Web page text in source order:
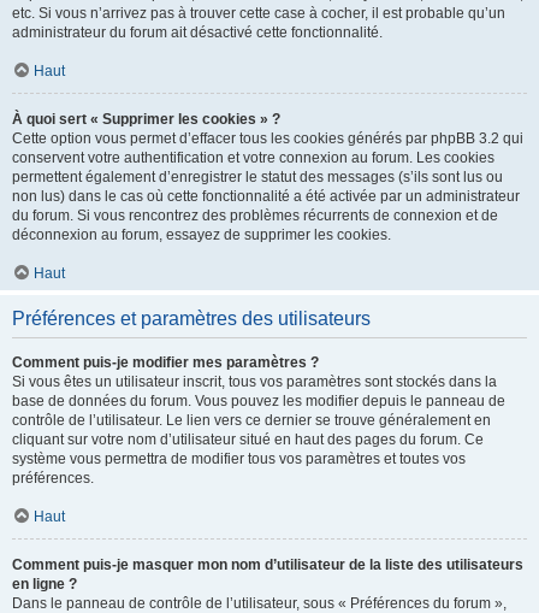
etc. Si vous n’arrivez pas à trouver cette case à cocher, il est probable qu’un
administrateur du forum ait désactivé cette fonctionnalité.
Haut
À quoi sert « Supprimer les cookies » ?
Cette option vous permet d’effacer tous les cookies générés par phpBB 3.2 qui
conservent votre authentification et votre connexion au forum. Les cookies
permettent également d’enregistrer le statut des messages (s’ils sont lus ou
non lus) dans le cas où cette fonctionnalité a été activée par un administrateur
du forum. Si vous rencontrez des problèmes récurrents de connexion et de
déconnexion au forum, essayez de supprimer les cookies.
Haut
Préférences et paramètres des utilisateurs
Comment puis-je modifier mes paramètres ?
Si vous êtes un utilisateur inscrit, tous vos paramètres sont stockés dans la
base de données du forum. Vous pouvez les modifier depuis le panneau de
contrôle de l’utilisateur. Le lien vers ce dernier se trouve généralement en
cliquant sur votre nom d’utilisateur situé en haut des pages du forum. Ce
système vous permettra de modifier tous vos paramètres et toutes vos
préférences.
Haut
Comment puis-je masquer mon nom d’utilisateur de la liste des utilisateurs
en ligne ?
Dans le panneau de contrôle de l’utilisateur, sous « Préférences du forum »,